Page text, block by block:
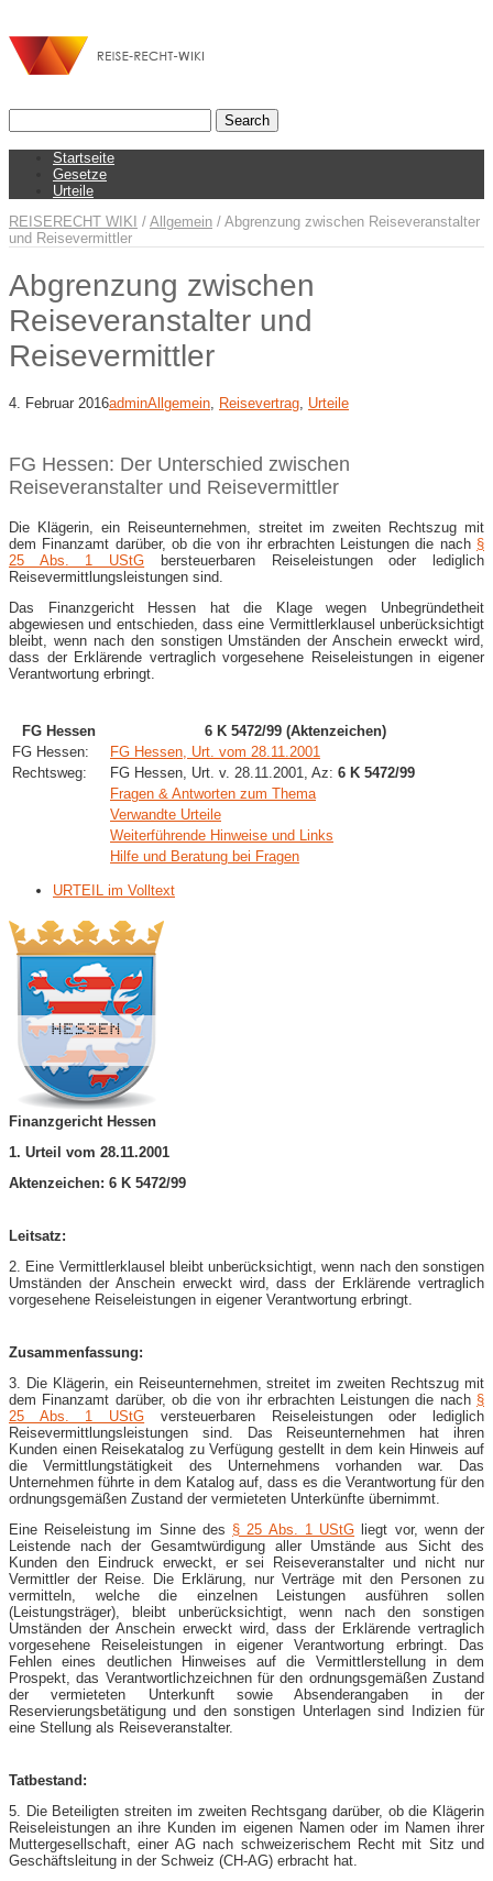
Startseite
Gesetze
Urteile
REISERECHT WIKI / Allgemein / Abgrenzung zwischen Reiseveranstalter
und Reisevermittler
Abgrenzung zwischen
Reiseveranstalter und
Reisevermittler
4. Februar 2016adminAllgemein Reisevertrag Urteile
FG Hessen: Der Unterschied zwischen
Reiseveranstalter und Reisevermittler
Die Klägerin, ein Reiseunternehmen, streitet im zweiten Rechtszug mit
dem Finanzamt darüber, ob die von ihr erbrachten Leistungen die nach §
25 Abs. 1 UStG bersteuerbaren Reiseleistungen oder lediglich
Reisevermittlungsleistungen sind.
Das Finanzgericht Hessen hat die Klage wegen Unbegründetheit
abgewiesen und entschieden, dass eine Vermittlerklausel unberücksichtigt
bleibt, wenn nach den sonstigen Umständen der Anschein erweckt wird,
dass der Erklärende vertraglich vorgesehene Reiseleistungen in eigener
Verantwortung erbringt.
FG Hessen
6 K 5472/99 (Aktenzeichen)
FG Hessen:
FG Hessen, Urt. vom 28.11.2001
Rechtsweg:
FG Hessen, Urt. v. 28.11.2001, Az: 6 K 5472/99
Fragen & Antworten zum Thema
Verwandte Urteile
Weiterführende Hinweise und Links
Hilfe und Beratung bei Fragen
URTEIL im Volltext
Finanzgericht Hessen
1. Urteil vom 28.11.2001
Aktenzeichen: 6 K 5472/99
Leitsatz:
2. Eine Vermittlerklausel bleibt unberücksichtigt, wenn nach den sonstigen
Umständen der Anschein erweckt wird, dass der Erklärende vertraglich
vorgesehene Reiseleistungen in eigener Verantwortung erbringt.
Zusammenfassung:
3. Die Klägerin, ein Reiseunternehmen, streitet im zweiten Rechtszug mit
dem Finanzamt darüber, ob die von ihr erbrachten Leistungen die nach §
25 Abs. 1 UStG versteuerbaren Reiseleistungen oder lediglich
Reisevermittlungsleistungen sind. Das Reiseunternehmen hat ihren
Kunden einen Reisekatalog zu Verfügung gestellt in dem kein Hinweis auf
die Vermittlungstätigkeit des Unternehmens vorhanden war. Das
Unternehmen führte in dem Katalog auf, dass es die Verantwortung für den
ordnungsgemäßen Zustand der vermieteten Unterkünfte übernimmt.
Eine Reiseleistung im Sinne des § 25 Abs. 1 UStG liegt vor, wenn der
Leistende nach der Gesamtwürdigung aller Umstände aus Sicht des
Kunden den Eindruck erweckt, er sei Reiseveranstalter und nicht nur
Vermittler der Reise. Die Erklärung, nur Verträge mit den Personen zu
vermitteln, welche die einzelnen Leistungen ausführen sollen
(Leistungsträger), bleibt unberücksichtigt, wenn nach den sonstigen
Umständen der Anschein erweckt wird, dass der Erklärende vertraglich
vorgesehene Reiseleistungen in eigener Verantwortung erbringt. Das
Fehlen eines deutlichen Hinweises auf die Vermittlerstellung in dem
Prospekt, das Verantwortlichzeichnen für den ordnungsgemäßen Zustand
der vermieteten Unterkunft sowie Absenderangaben in der
Reservierungsbetätigung und den sonstigen Unterlagen sind Indizien für
eine Stellung als Reiseveranstalter.
Tatbestand:
5. Die Beteiligten streiten im zweiten Rechtsgang darüber, ob die Klägerin
Reiseleistungen an ihre Kunden im eigenen Namen oder im Namen ihrer
Muttergesellschaft, einer AG nach schweizerischem Recht mit Sitz und
Geschäftsleitung in der Schweiz (CH-AG) erbracht hat.